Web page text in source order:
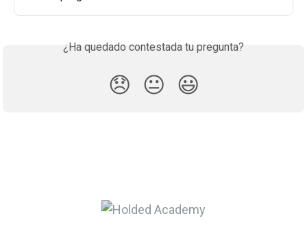
¿Ha quedado contestada tu pregunta?
😞 😐 😃